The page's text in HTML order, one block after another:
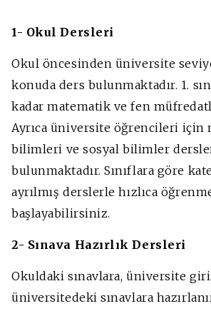
1- Okul Dersleri
Okul öncesinden üniversite
konuda ders bulunmaktadır. 1.
kadar matematik ve fen
Ayrıca üniversite öğrencileri için
bilimleri ve sosyal bilimler
bulunmaktadır. Sınıflara göre
ayrılmış derslerle hızlıca
başlayabilirsiniz.
2- Sınava Hazırlık Dersleri
Okuldaki sınavlara, üniversite
üniversitedeki sınavlara